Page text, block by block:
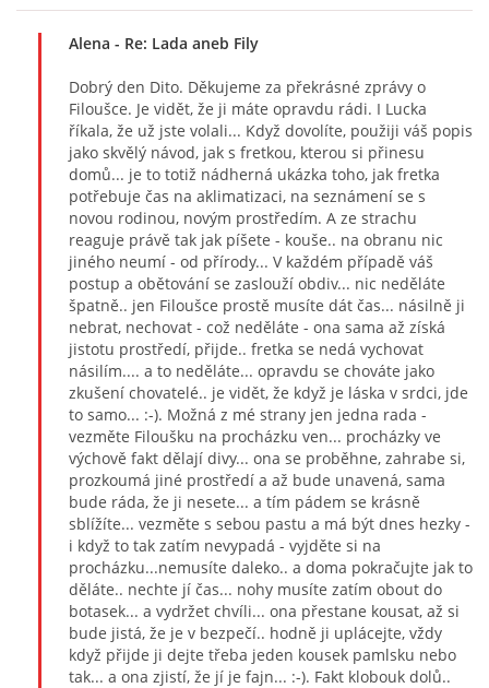
Alena - Re: Lada aneb Fily
Dobrý den Dito. Děkujeme za překrásné zprávy o
Filoušce. Je vidět, že ji máte opravdu rádi. I Lucka
říkala, že už jste volali... Když dovolíte, použiji váš popis
jako skvělý návod, jak s fretkou, kterou si přinesu
domů... je to totiž nádherná ukázka toho, jak fretka
potřebuje čas na aklimatizaci, na seznámení se s
novou rodinou, novým prostředím. A ze strachu
reaguje právě tak jak píšete - kouše.. na obranu nic
jiného neumí - od přírody... V každém případě váš
postup a obětování se zaslouží obdiv... nic neděláte
špatně.. jen Filoušce prostě musíte dát čas... násilně ji
nebrat, nechovat - což neděláte - ona sama až získá
jistotu prostředí, přijde.. fretka se nedá vychovat
násilím.... a to neděláte... opravdu se chováte jako
zkušení chovatelé.. je vidět, že když je láska v srdci, jde
to samo... :-). Možná z mé strany jen jedna rada -
vezměte Filoušku na procházku ven... procházky ve
výchově fakt dělají divy... ona se proběhne, zahrabe si,
prozkoumá jiné prostředí a až bude unavená, sama
bude ráda, že ji nesete... a tím pádem se krásně
sblížíte... vezměte s sebou pastu a má být dnes hezky -
i když to tak zatím nevypadá - vyjděte si na
procházku...nemusíte daleko.. a doma pokračujte jak to
děláte.. nechte jí čas... nohy musíte zatím obout do
botasek... a vydržet chvíli... ona přestane kousat, až si
bude jistá, že je v bezpečí.. hodně ji uplácejte, vždy
když přijde ji dejte třeba jeden kousek pamlsku nebo
tak... a ona zjistí, že jí je fajn... :-). Fakt klobouk dolů..